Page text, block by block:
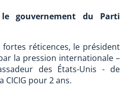
gouvernement du Parti
réticences, le président
la pression internationale –
des États-Unis - de
pour 2 ans.